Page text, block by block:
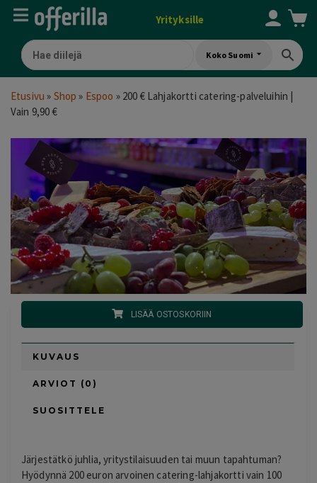
Yrityksille
Koko Suomi
Etusivu » Shop » Espoo » 200 € Lahjakortti catering-palveluihin |
Vain 9,90 €
LISÄÄ OSTOSKORIIN
KUVAUS
ARVIOT (0)
SUOSITTELE
Järjestätkö juhlia, yritystilaisuuden tai muun tapahtuman?
Hyödynnä 200 euron arvoinen catering-lahjakortti vain 100